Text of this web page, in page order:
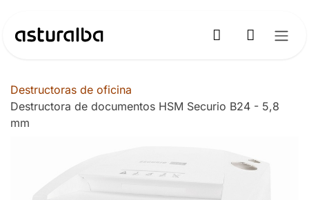
Destructoras de oficina
Destructora de documentos HSM Securio B24 - 5,8
mm